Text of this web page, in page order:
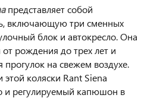
представляет собой
включающую три сменных
блок и автокресло. Она
рождения до трех лет и
прогулок на свежем воздухе.
коляски Rant Siena
и регулируемый капюшон в